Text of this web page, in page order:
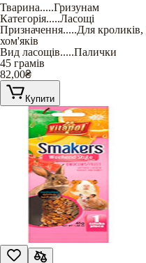
Тварина.....Гризунам
Категорія.....Ласощі
Призначення.....Для кроликів,
хом'яків
Вид ласощів.....Палички
45 грамів
82,00₴
Купити